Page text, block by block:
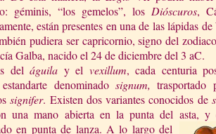
géminis, “los gemelos”, los Dióscuros,
están presentes en una de las lápidas
pudiera ser capricornio, signo del
Galba, nacido el 24 de diciembre del 3 aC.
deláguila y el vexillum, cada centuria
denominado signum,trasportado
signifer. Existen dos variantes conocidos de
una mano abierta en la punta del asta, y
en punta de lanza. A lo largo del